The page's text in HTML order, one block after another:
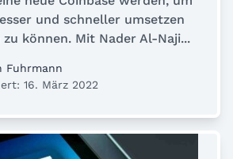
und schneller umsetzen
können. Mit Nader Al-Naji...
Fuhrmann
16. März 2022